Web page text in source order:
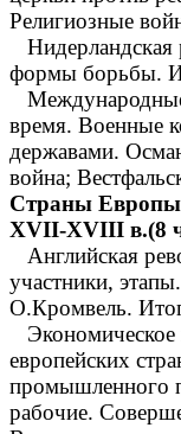
Религиозные
Нидерландская
формы борьбы.
время. Военные
державами.
война;
Страны Европы
XVII-XVIII в.(8
Английская
участники,
О.Кромвель.
Экономическое
европейских
промышленного
рабочие.